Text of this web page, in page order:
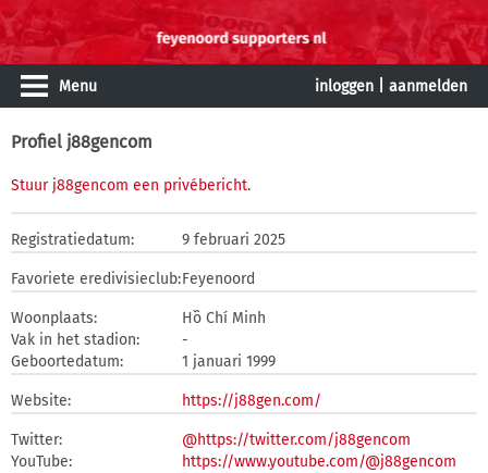
Menu inloggen aanmelden
Profiel j88gencom
Stuur j88gencom een privébericht.
Registratiedatum: 9 februari 2025
Favoriete eredivisieclub:Feyenoord
Woonplaats:
Hồ Chí Minh
Vak in het stadion:
-
Geboortedatum:
1 januari 1999
Website: https://j88gen.com/
Twitter:
@https://twitter.com/j88gencom
YouTube:
https://www.youtube.com/@j88gencom